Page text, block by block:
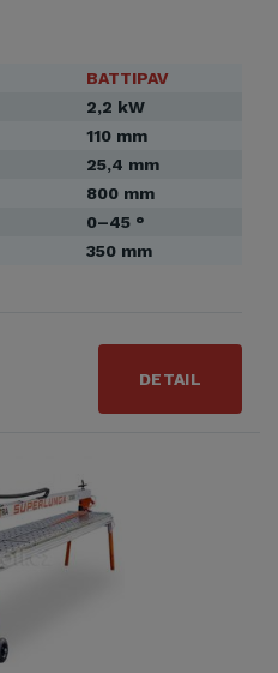
BATTIPAV
2,2 kW
110 mm
25,4 mm
800 mm
0–45 °
350 mm
DETAIL